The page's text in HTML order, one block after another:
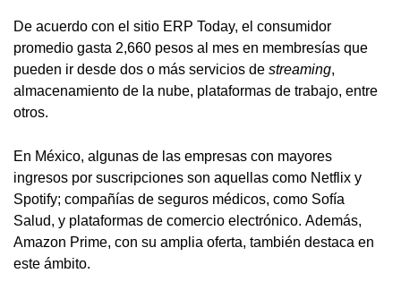
De acuerdo con el sitio ERP Today, el consumidor
promedio gasta 2,660 pesos al mes en membresías que
pueden ir desde dos o más servicios de streaming,
almacenamiento de la nube, plataformas de trabajo, entre
otros.
En México, algunas de las empresas con mayores
ingresos por suscripciones son aquellas como Netflix y
Spotify; compañías de seguros médicos, como Sofía
Salud, y plataformas de comercio electrónico. Además,
Amazon Prime, con su amplia oferta, también destaca en
este ámbito.